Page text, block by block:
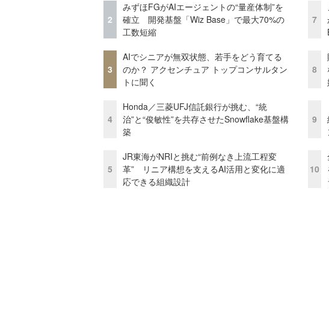
2
みずほFGがAIエージェントの“量産体制”を
確立 開発基盤「Wiz Base」で最大70%の
工数短縮
3
AIでシニアが無双状態、若手をどう育てる
のか？ アクセンチュア トップコンサルタン
トに聞く
4
Honda／三菱UFJ信託銀行が挑む、“統
治”と“俊敏性”を共存させたSnowflake基盤構
築
5
JR東海がNRIと挑む“前例なき上流工程変
革” リニア構想を支えるAI活用と変化に適
応できる組織設計
7
8
9
10